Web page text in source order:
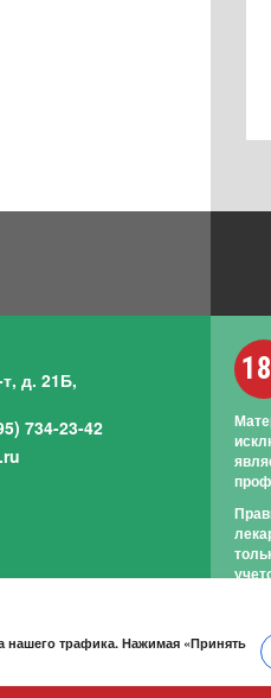
д. 21Б,
734-23-42
нашего трафика. Нажимая «Принять